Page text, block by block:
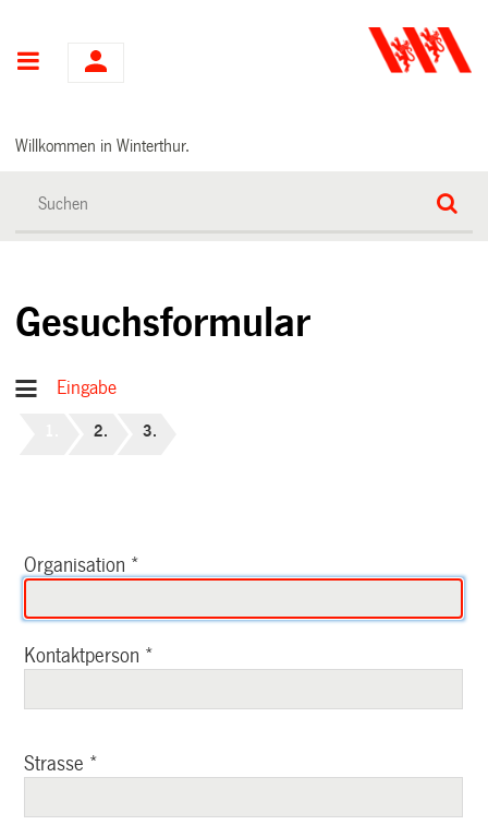
Hauptnavigation
Willkommen in Winterthur.
Gesuchsformular